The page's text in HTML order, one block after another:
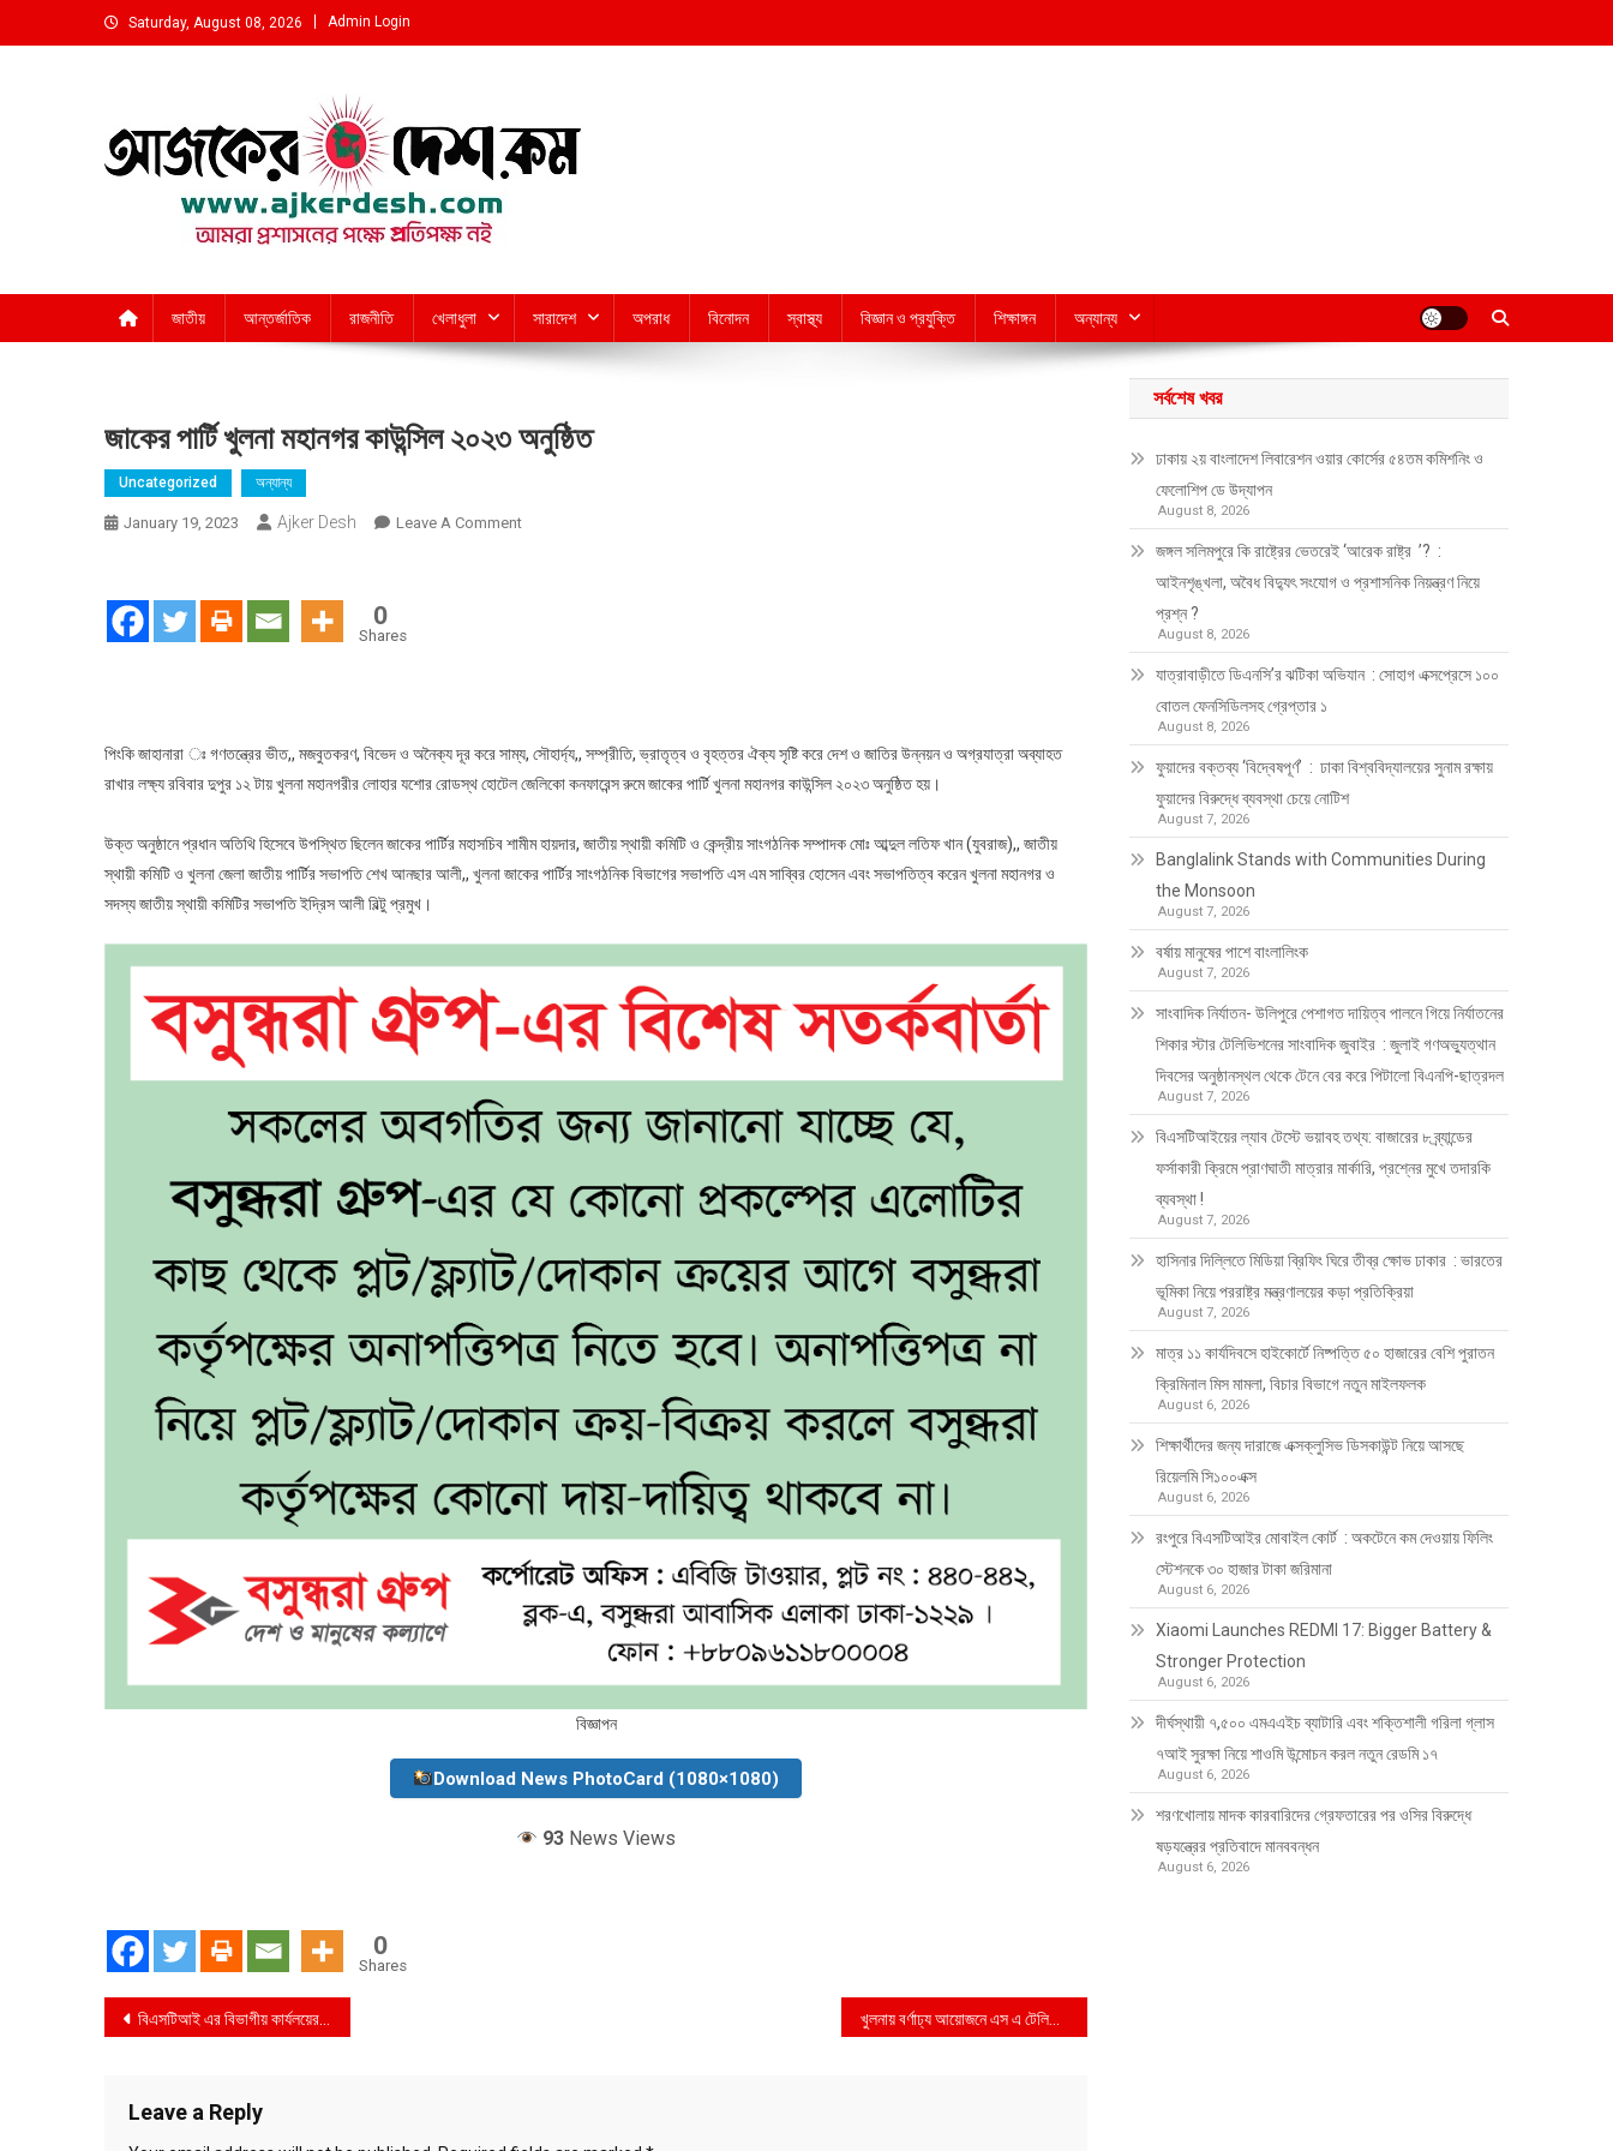
to
Saturday, August 08, 2026 Admin Login
জাতীয় আন্তর্জাতিক রাজনীতি খেলাধুলা সারাদেশ অপরাধ বিনোদন স্বাস্থ্য বিজ্ঞান ও প্রযুক্তি শিক্ষাঙ্গন অন্যান্য
জাকের পার্টি খুলনা মহানগর কাউন্সিল ২০২৩ অনুষ্ঠিত
Uncategorized অন্যান্য
January 19, 2023 Ajker Desh Leave A CommentOn
0
Shares
পিংকি জাহানারা ঃ গণতন্ত্রের ভীত,, মজবুতকরণ, বিভেদ ও অনৈক্য দূর করে সাম্য, সৌহার্দ্য,, সম্প্রীতি, ভ্রাতৃত্ব ও বৃহত্তর ঐক্য সৃষ্টি করে দেশ ও জাতির উন্নয়ন ও অগ্রযাত্রা অব্যাহত
রাখার লক্ষ্য রবিবার দুপুর ১২ টায় খুলনা মহানগরীর লোহার যশোর রোডস্থ হোটেল জেলিকো কনফারেন্স রুমে জাকের পার্টি খুলনা মহানগর কাউন্সিল ২০২৩ অনুষ্ঠিত হয়।
উক্ত অনুষ্ঠানে প্রধান অতিথি হিসেবে উপস্থিত ছিলেন জাকের পার্টির মহাসচিব শামীম হায়দার, জাতীয় স্থায়ী কমিটি ও কেন্দ্রীয় সাংগঠনিক সম্পাদক মোঃ আব্দুল লতিফ খান (যুবরাজ),, জাতীয়
স্থায়ী কমিটি ও খুলনা জেলা জাতীয় পার্টির সভাপতি শেখ আনছার আলী,, খুলনা জাকের পার্টির সাংগঠনিক বিভাগের সভাপতি এস এম সাব্বির হোসেন এবং সভাপতিত্ব করেন খুলনা মহানগর ও
সদস্য জাতীয় স্থায়ী কমিটির সভাপতি ইদ্রিস আলী বিল্টু প্রমুখ।
বিজ্ঞাপন
Download News PhotoCard (1080×1080)
93 News Views
0
Shares
Post
বিএসটিআই এর বিভাগীয় কার্যলয়ের মোবাইল কোর্ট কর্তৃক পীরগাছায় পেট্রোল পাম্পে কে ৩০,০০০ জরিমানা খুলনায় বর্ণাঢ্য আয়োজনে এস এ টেলিভিশনের ১১ তম প্রতিষ্ঠাবার্ষিকী পালিত
Leave a Reply
সর্বশেষ খবর
ঢাকায় ২য় বাংলাদেশ লিবারেশন ওয়ার কোর্সের ৫৪তম কমিশনিং ও
ফেলোশিপ ডে উদ্‌যাপন
August 8, 2026
জঙ্গল সলিমপুরে কি রাষ্ট্রের ভেতরেই ‘আরেক রাষ্ট্র ’? :
আইনশৃঙ্খলা, অবৈধ বিদ্যুৎ সংযোগ ও প্রশাসনিক নিয়ন্ত্রণ নিয়ে
প্রশ্ন ?
August 8, 2026
যাত্রাবাড়ীতে ডিএনসি’র ঝটিকা অভিযান : সোহাগ এক্সপ্রেসে ১০০
বোতল ফেনসিডিলসহ গ্রেপ্তার ১
August 8, 2026
ফুয়াদের বক্তব্য ‘বিদ্বেষপূর্ণ’ : ঢাকা বিশ্ববিদ্যালয়ের সুনাম রক্ষায়
ফুয়াদের বিরুদ্ধে ব্যবস্থা চেয়ে নোটিশ
August 7, 2026
Banglalink Stands with Communities During
the Monsoon
August 7, 2026
বর্ষায় মানুষের পাশে বাংলালিংক
August 7, 2026
সাংবাদিক নির্যাতন- উলিপুরে পেশাগত দায়িত্ব পালনে গিয়ে নির্যাতনের
শিকার স্টার টেলিভিশনের সাংবাদিক জুবাইর : জুলাই গণঅভ্যুত্থান
দিবসের অনুষ্ঠানস্থল থেকে টেনে বের করে পিটালো বিএনপি-ছাত্রদল
August 7, 2026
বিএসটিআইয়ের ল্যাব টেস্টে ভয়াবহ তথ্য: বাজারের ৮ ব্র্যান্ডের
ফর্সাকারী ক্রিমে প্রাণঘাতী মাত্রার মার্কারি, প্রশ্নের মুখে তদারকি
ব্যবস্থা !
August 7, 2026
হাসিনার দিল্লিতে মিডিয়া ব্রিফিং ঘিরে তীব্র ক্ষোভ ঢাকার : ভারতের
ভূমিকা নিয়ে পররাষ্ট্র মন্ত্রণালয়ের কড়া প্রতিক্রিয়া
August 7, 2026
মাত্র ১১ কার্যদিবসে হাইকোর্টে নিষ্পত্তি ৫০ হাজারের বেশি পুরাতন
ক্রিমিনাল মিস মামলা, বিচার বিভাগে নতুন মাইলফলক
August 6, 2026
শিক্ষার্থীদের জন্য দারাজে এক্সক্লুসিভ ডিসকাউন্ট নিয়ে আসছে
রিয়েলমি সি১০০এক্স
August 6, 2026
রংপুরে বিএসটিআইর মোবাইল কোর্ট : অকটেনে কম দেওয়ায় ফিলিং
স্টেশনকে ৩০ হাজার টাকা জরিমানা
August 6, 2026
Xiaomi Launches REDMI 17: Bigger Battery &
Stronger Protection
August 6, 2026
দীর্ঘস্থায়ী ৭,৫০০ এমএএইচ ব্যাটারি এবং শক্তিশালী গরিলা গ্লাস
৭আই সুরক্ষা নিয়ে শাওমি উন্মোচন করল নতুন রেডমি ১৭
August 6, 2026
শরণখোলায় মাদক কারবারিদের গ্রেফতারের পর ওসির বিরুদ্ধে
ষড়যন্ত্রের প্রতিবাদে মানববন্ধন
August 6, 2026